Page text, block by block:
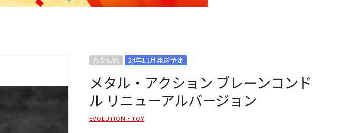
売り切れ 24年11月発送予定
メタル・アクション ブレーンコンド
ル リニューアルバージョン
EVOLUTION・TOY